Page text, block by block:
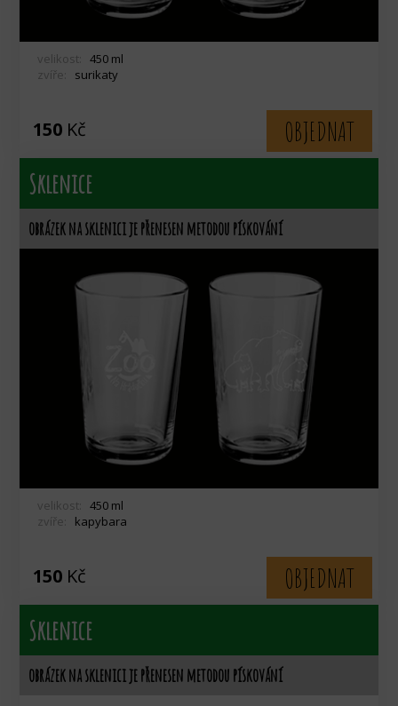
velikost:
450 ml
zvíře:
surikaty
150 Kč
OBJEDNAT
Sklenice
obrázek na sklenici je přenesen metodou pískování
velikost:
450 ml
zvíře:
kapybara
150 Kč
OBJEDNAT
Sklenice
obrázek na sklenici je přenesen metodou pískování